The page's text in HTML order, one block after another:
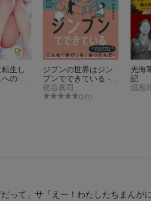
生し
の愛
イン
ジブンの世界はジン
ブンでできている -わ
かったことしか書か
ない哲学者×「研究」
梶谷真司
(1件)
光海
記
堀雅
って」サ「えー！わたしたちまんが